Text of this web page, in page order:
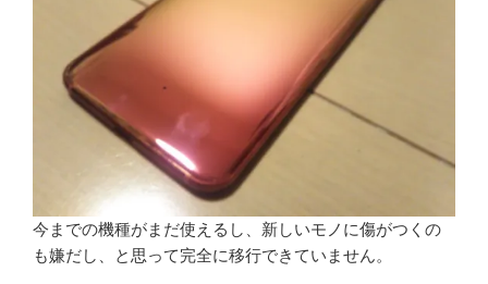
今までの機種がまだ使えるし、新しいモノに傷がつくの
も嫌だし、と思って完全に移行できていません。